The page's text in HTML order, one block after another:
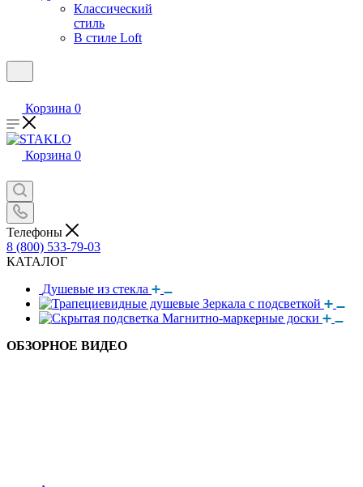
Классический
стиль
В стиле Loft
Корзина 0
Корзина 0
Телефоны
8 (800) 533-79-03
КАТАЛОГ
Душевые из стекла
Зеркала с подсветкой
Магнитно-маркерные доски
ОБЗОРНОЕ ВИДЕО